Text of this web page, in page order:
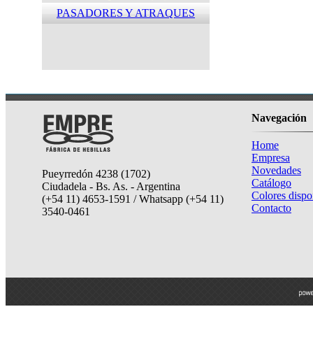
PASADORES Y ATRAQUES
Pueyrredón 4238 (1702)
Ciudadela - Bs. As. - Argentina
(+54 11) 4653-1591 / Whatsapp (+54 11)
3540-0461
Navegación
Home
Empresa
Novedades
Catálogo
Colores
Contacto